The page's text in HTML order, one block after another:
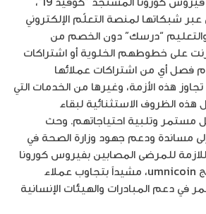
عبر شبكاتها لمنصة التعلّم الإلكتروني
والتعليم “درسك” دون الخصم من
على خطوطهم الخلوية أو اشتراكات
فصل أي من اشتراكات عملائها
هذه الأزمة، وغيرها من الخدمات التي
الظروف الاستثنائية لبقاء
مستمر وتلبية احتياجاتهم. وحث
مساندة ودعم جهود وزارة الصحة في
للمرضى المصابين بفيروس كورونا
والتبرع من خلال برنامج umnicoin، مشيداً بتجاوب عملاء
في دعم المبادرات والهيئات الإنسانية